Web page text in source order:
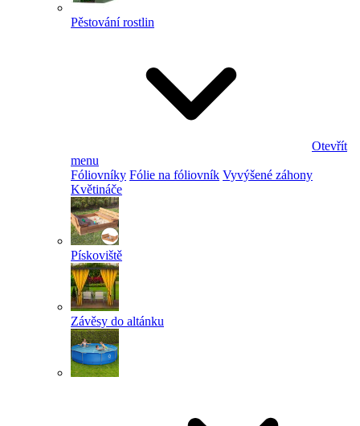
Pěstování rostlin
Otevřít
menu
Fóliovníky Fólie na fóliovník Vyvýšené záhony
Květináče
Pískoviště
Závěsy do altánku